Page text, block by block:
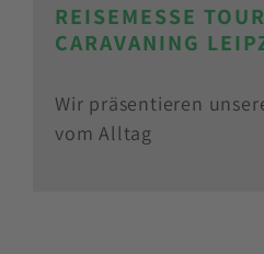
REISEMESSE
CARAVANING
Wir präsentieren
vom Alltag